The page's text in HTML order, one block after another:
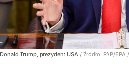
Donald Trump, prezydent USA / Źródło: PAP/EPA /